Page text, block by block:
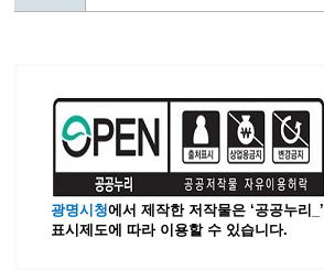
광명시청에서 제작한 저작물은 ‘공공누리_’
표시제도에 따라 이용할 수 있습니다.